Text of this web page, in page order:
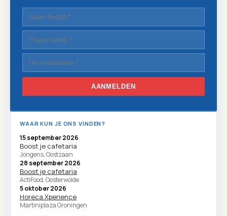
AANMELDEN
WAAR KUN JE ONS VINDEN?
15 september 2026
Boost je cafetaria
Jongens, Oostzaan
28 september 2026
Boost je cafetaria
ActiFood, Oosterwolde
5 oktober 2026
Horeca Xperience
Martiniplaza Groningen